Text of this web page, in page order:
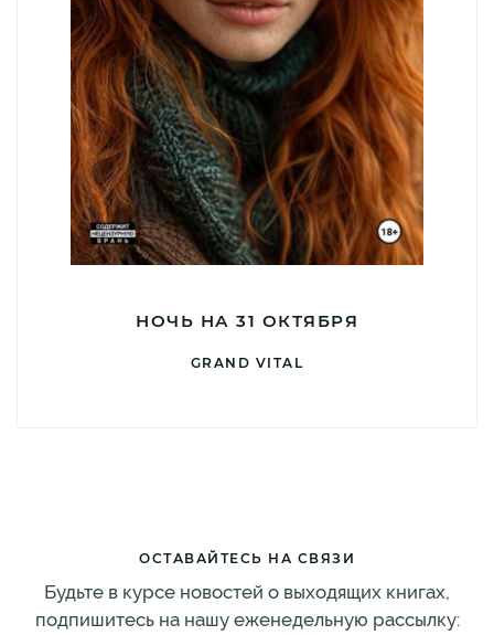
НОЧЬ НА 31 ОКТЯБРЯ
GRAND VITAL
ОСТАВАЙТЕСЬ НА СВЯЗИ
Будьте в курсе новостей о выходящих книгах,
подпишитесь на нашу еженедельную рассылку: